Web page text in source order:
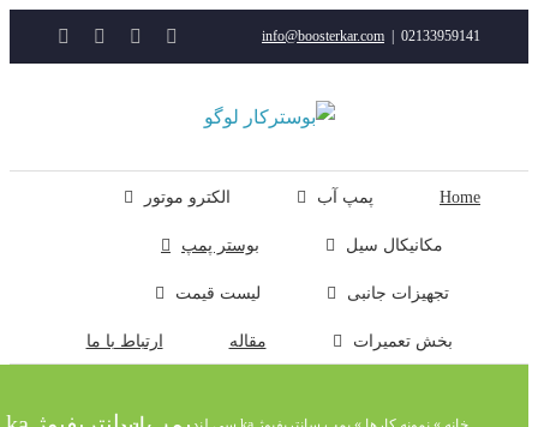
|
info@boosterkar.com
YouTube
Instagram
Rss ایمیل
الکترو موتور
مکانیکال سیل بوستر پمپ
تجهیزات جانبی لیست قیمت
بخش تعمیرات ارتباط با ما